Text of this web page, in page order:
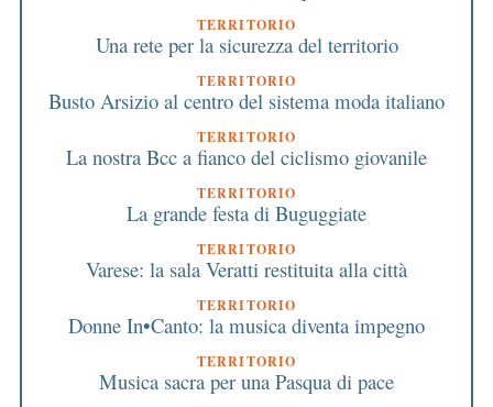
TERRITORIO
Una rete per la sicurezza del territorio
TERRITORIO
Busto Arsizio al centro del sistema moda italiano
TERRITORIO
La nostra Bcc a fianco del ciclismo giovanile
TERRITORIO
La grande festa di Buguggiate
TERRITORIO
Varese: la sala Veratti restituita alla città
TERRITORIO
Donne In•Canto: la musica diventa impegno
TERRITORIO
Musica sacra per una Pasqua di pace